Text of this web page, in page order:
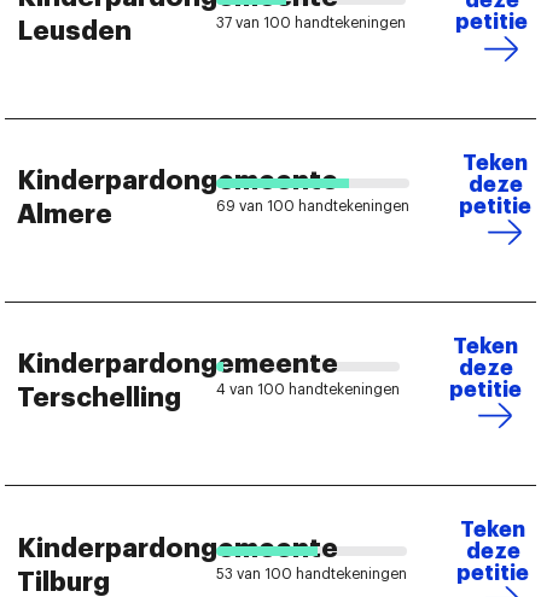
Leusden
37 van 100 handtekeningen
petitie
Kinderpardongemeente
Almere
69 van 100 handtekeningen
Teken
deze
petitie
Kinderpardongemeente
Terschelling
4 van 100 handtekeningen
Teken
deze
petitie
Kinderpardongemeente
Tilburg
53 van 100 handtekeningen
Teken
deze
petitie